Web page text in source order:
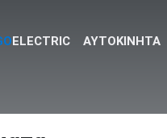
ELECTRIC ΑΥΤΟΚΙΝΗΤΑ